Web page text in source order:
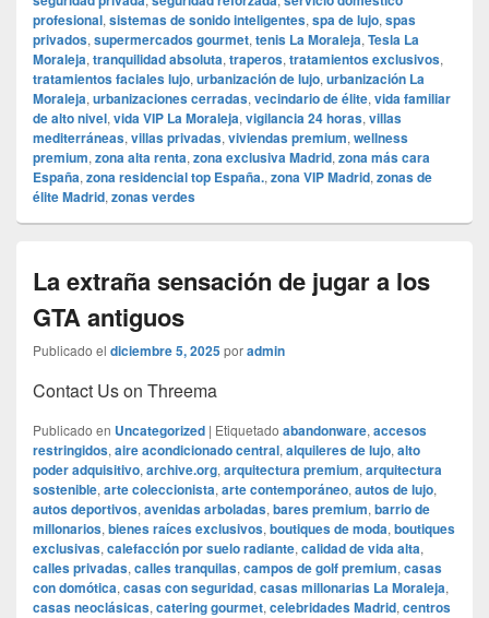
profesional, sistemas de sonido inteligentes, spa de lujo, spas
privados, supermercados gourmet, tenis La Moraleja, Tesla La
Moraleja, tranquilidad absoluta, traperos, tratamientos exclusivos,
tratamientos faciales lujo, urbanización de lujo, urbanización La
Moraleja, urbanizaciones cerradas, vecindario de élite, vida familiar
de alto nivel, vida VIP La Moraleja, vigilancia 24 horas, villas
mediterráneas, villas privadas, viviendas premium, wellness
premium, zona alta renta, zona exclusiva Madrid, zona más cara
España, zona residencial top España., zona VIP Madrid, zonas de
élite Madrid, zonas verdes
La extraña sensación de jugar a los
GTA antiguos
Publicado el diciembre 5, 2025poradmin
Contact Us on Threema
Publicado en Uncategorized | Etiquetado abandonware, accesos
restringidos, aire acondicionado central, alquileres de lujo, alto
poder adquisitivo, archive.org, arquitectura premium, arquitectura
sostenible, arte coleccionista, arte contemporáneo, autos de lujo,
autos deportivos, avenidas arboladas, bares premium, barrio de
millonarios, bienes raíces exclusivos, boutiques de moda, boutiques
exclusivas, calefacción por suelo radiante, calidad de vida alta,
calles privadas, calles tranquilas, campos de golf premium, casas
con domótica, casas con seguridad, casas millonarias La Moraleja,
casas neoclásicas, catering gourmet, celebridades Madrid, centros